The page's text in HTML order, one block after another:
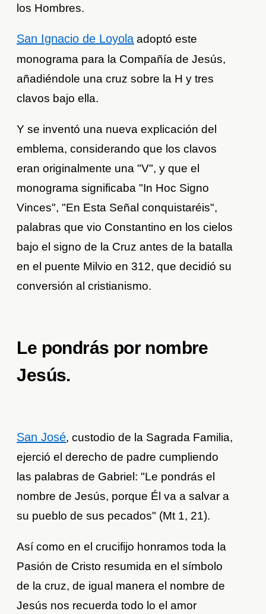
los Hombres.
San Ignacio de Loyola adoptó este
monograma para la Compañía de Jesús,
añadiéndole una cruz sobre la H y tres
clavos bajo ella.
Y se inventó una nueva explicación del
emblema, considerando que los clavos
eran originalmente una "V", y que el
monograma significaba "In Hoc Signo
Vinces", "En Esta Señal conquistaréis",
palabras que vio Constantino en los cielos
bajo el signo de la Cruz antes de la batalla
en el puente Milvio en 312, que decidió su
conversión al cristianismo.
Le pondrás por nombre
Jesús.
San José, custodio de la Sagrada Familia,
ejerció el derecho de padre cumpliendo
las palabras de Gabriel: "Le pondrás el
nombre de Jesús, porque Él va a salvar a
su pueblo de sus pecados" (Mt 1, 21).
Así como en el crucifijo honramos toda la
Pasión de Cristo resumida en el símbolo
de la cruz, de igual manera el nombre de
Jesús nos recuerda todo lo el amor